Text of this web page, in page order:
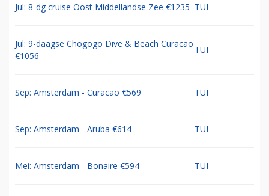
Jul: 8-dg cruise Oost Middellandse Zee €1235 TUI
Jul: 9-daagse Chogogo Dive & Beach Curacao
€1056
TUI
Sep: Amsterdam - Curacao €569 TUI
Sep: Amsterdam - Aruba €614 TUI
Mei: Amsterdam - Bonaire €594 TUI